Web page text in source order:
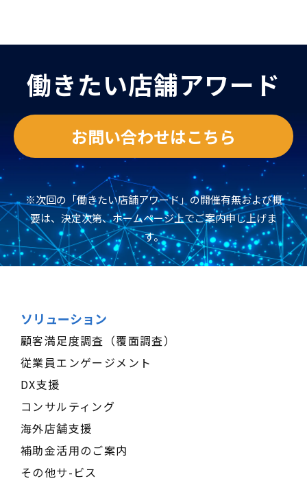
働きたい店舗アワード
お問い合わせはこちら
※次回の「働きたい店舗アワード」の開催有無および概
要は、決定次第、ホームページ上でご案内申し上げま
す。
ソリューション
顧客満足度調査（覆面調査）
従業員エンゲージメント
DX支援
コンサルティング
海外店舗支援
補助金活用のご案内
その他サ-ビス